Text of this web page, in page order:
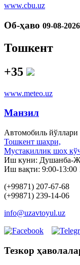
www.cbu.uz
Об-ҳаво 09-08-2026
Тошкент
+35
www.meteo.uz
Манзил
Автомобиль йўллари
Тошкент шаҳри,
Мустақиллик шоҳ
Иш куни: Душанба-
Иш вақти: 9:00-13:00
(+99871) 207-67-68
(+99871) 239-14-06
info@uzavtoyul.uz
Тезкор